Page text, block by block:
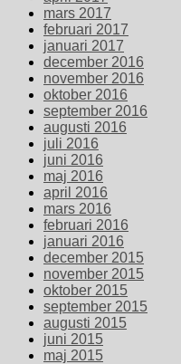
mars 2017
februari 2017
januari 2017
december 2016
november 2016
oktober 2016
september 2016
augusti 2016
juli 2016
juni 2016
maj 2016
april 2016
mars 2016
februari 2016
januari 2016
december 2015
november 2015
oktober 2015
september 2015
augusti 2015
juni 2015
maj 2015